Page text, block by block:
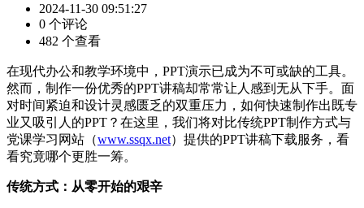
2024-11-30 09:51:27
0 个评论
482 个查看
在现代办公和教学环境中，PPT演示已成为不可或缺的工具。
然而，制作一份优秀的PPT讲稿却常常让人感到无从下手。面
对时间紧迫和设计灵感匮乏的双重压力，如何快速制作出既专
业又吸引人的PPT？在这里，我们将对比传统PPT制作方式与
党课学习网站（www.ssqx.net）提供的PPT讲稿下载服务，看
看究竟哪个更胜一筹。
传统方式：从零开始的艰辛